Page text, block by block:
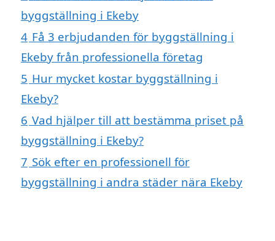
byggställning i Ekeby
4 Få 3 erbjudanden för byggställning i
Ekeby från professionella företag
5 Hur mycket kostar byggställning i
Ekeby?
6 Vad hjälper till att bestämma priset på
byggställning i Ekeby?
7 Sök efter en professionell för
byggställning i andra städer nära Ekeby